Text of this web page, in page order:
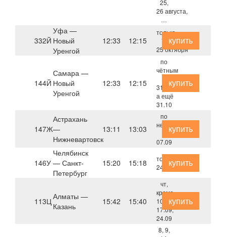
25,
26 августа,
…
332Й
Уфа —
Новый
Уренгой
12:33 12:15
только
7,
25 октября
купить
144Й
Самара —
Новый
Уренгой
12:33 12:15
по
чётным
31.10,
а ещё
31.10
купить
147Ж
Астрахань
—
Нижневартовск
13:11 13:03
по
нечётным
07.09
купить
146У
Челябинск
— Санкт-
Петербург
15:20 15:18
только
24 октября
купить
113Ц Алматы —
Казань
15:42 15:40
чт,
кроме
10.09,
17.09,
24.09
купить
8, 9,